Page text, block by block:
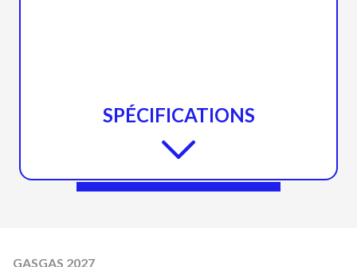
SPÉCIFICATIONS
GASGAS 2027